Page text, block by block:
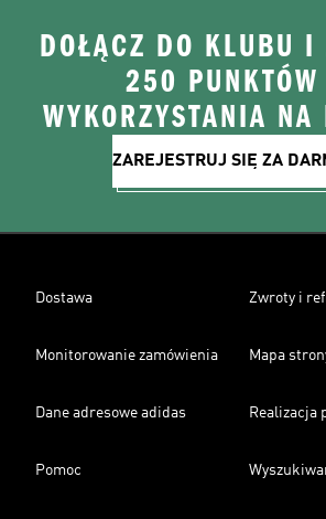
DOŁĄCZ DO KLUBU I
250 PUNKTÓW
WYKORZYSTANIA NA
ZAREJESTRUJ SIĘ ZA
Dostawa Zwroty i
Monitorowanie zamówienia Mapa
Dane adresowe adidas Realizacja
Pomoc